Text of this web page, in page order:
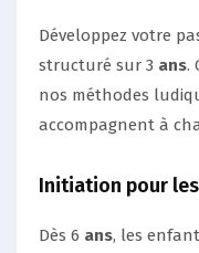
Développez votre
structuré sur 3 ans.
nos méthodes
accompagnent à
Initiation pour
Dès 6 ans, les